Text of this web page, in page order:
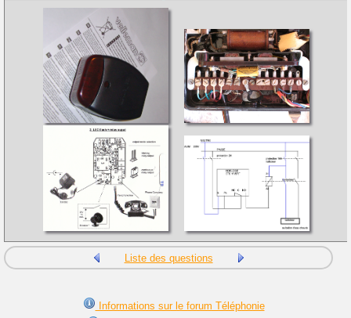
Liste des questions
Informations sur le forum Téléphonie